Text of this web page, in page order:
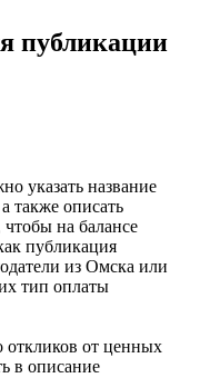
публикации
указать название
также описать
на балансе
публикация
из Омска или
тип оплаты
откликов от ценных
в описание